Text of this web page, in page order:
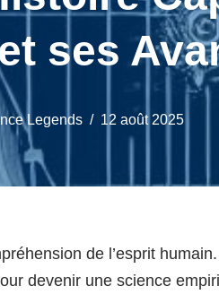
ses
Legends 12 août 2025
de l’esprit
devenir une science